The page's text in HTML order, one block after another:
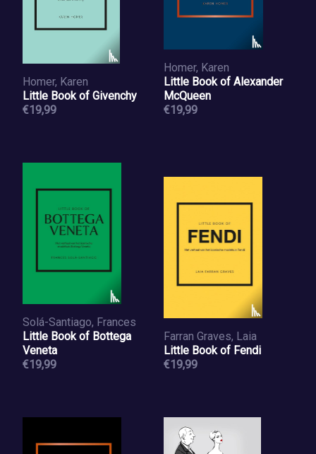
Homer, Karen
Little Book of Givenchy
€19,99
Homer, Karen
Little Book of Alexander
McQueen
€19,99
Solá-Santiago, Frances
Little Book of Bottega
Veneta
€19,99
Farran Graves, Laia
Little Book of Fendi
€19,99